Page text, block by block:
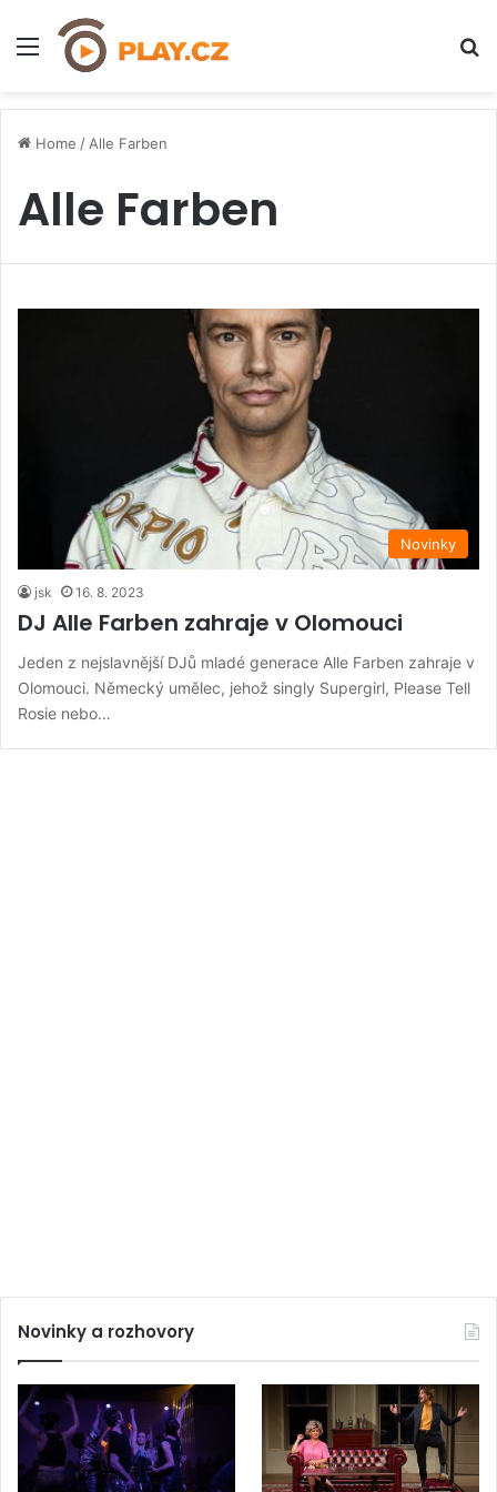
Menu
Home / Alle Farben
Alle Farben
Novinky
jsk 16. 8. 2023
DJ Alle Farben zahraje v Olomouci
Jeden z nejslavnější DJů mladé generace Alle Farben zahraje v
Olomouci. Německý umělec, jehož singly Supergirl, Please Tell
Rosie nebo…
Novinky a rozhovory